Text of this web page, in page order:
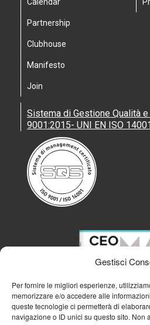
Gestisci
Per fornire le migliori esperienze,
memorizzare e/o accedere alle
queste tecnologie ci permetterà di
navigazione o ID unici su questo sito. Non
Partnership
Clubhouse
Manifesto
Join
Sistema di Gestione Qualità
9001:2015- UNI EN ISO